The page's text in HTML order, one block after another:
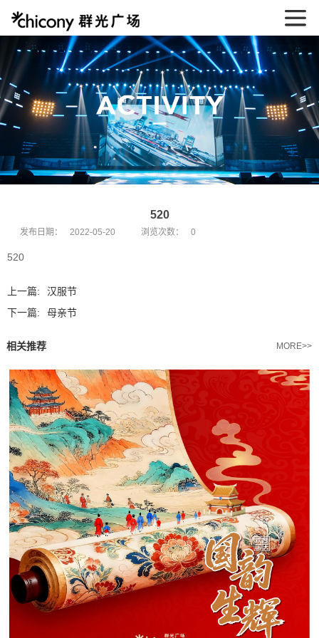
520
发布日期： 2022-05-20 浏览次数： 0
520
上一篇:
汉服节
下一篇:
母亲节
相关推荐 MORE>>